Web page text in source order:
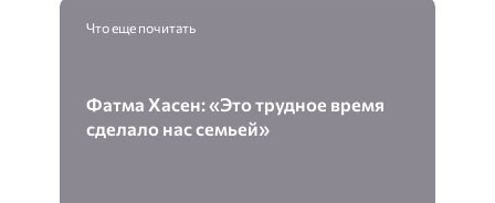
Что еще почитать
Фатма Хасен: «Это трудное время
сделало нас семьей»